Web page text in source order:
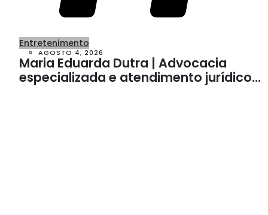
Entretenimento
AGOSTO 4, 2026
Maria Eduarda Dutra | Advocacia
especializada e atendimento jurídico